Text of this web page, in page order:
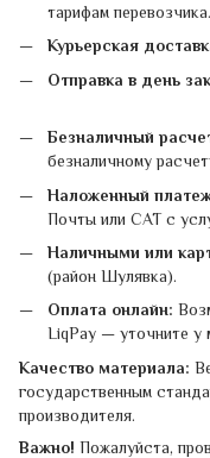
тарифам перевозчика.
Курьерская
Отправка в день
Безналичный
безналичному
Наложенный
Почты или САТ с
Наличными или
(район Шулявка).
Оплата онлайн:
LiqPay — уточните у
Качество материала:
государственным
производителя.
Важно! Пожалуйста,